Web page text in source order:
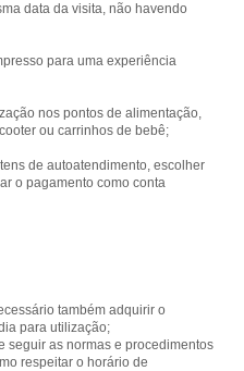
data da visita, não havendo
para uma experiência
nos pontos de alimentação,
ou carrinhos de bebê;
de autoatendimento, escolher
o pagamento como conta
também adquirir o
para utilização;
seguir as normas e procedimentos
respeitar o horário de